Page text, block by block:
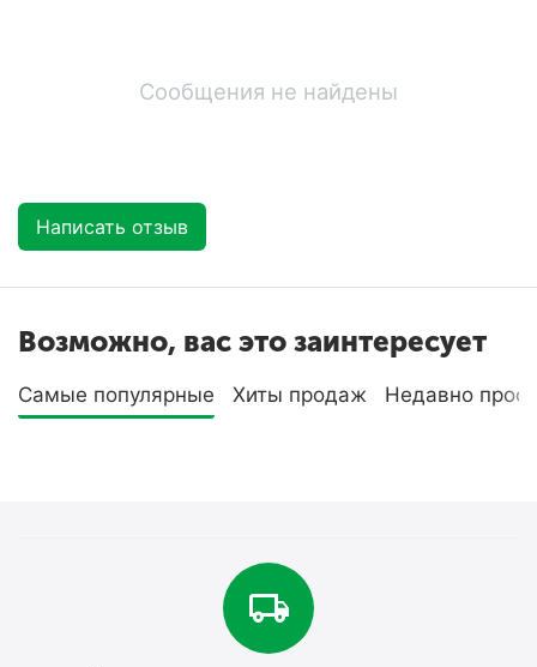
Сообщения не найдены
Написать отзыв
Возможно, вас это заинтересует
Самые популярные Хиты продаж Недавно